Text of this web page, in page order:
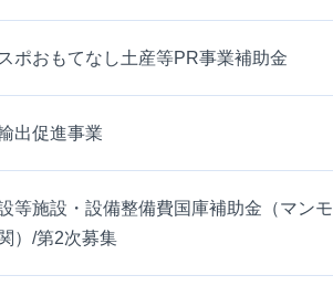
ポおもてなし土産等PR事業補助金
出促進事業
等施設・設備整備費国庫補助金（マンモ
）/第2次募集